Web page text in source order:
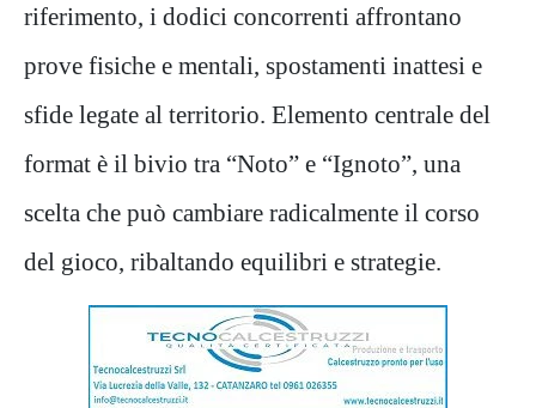
riferimento, i dodici concorrenti affrontano
prove fisiche e mentali, spostamenti inattesi e
sfide legate al territorio. Elemento centrale del
format è il bivio tra “Noto” e “Ignoto”, una
scelta che può cambiare radicalmente il corso
del gioco, ribaltando equilibri e strategie.